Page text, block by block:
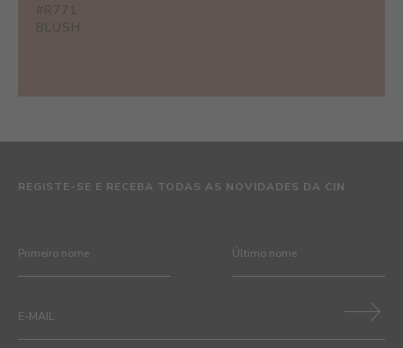
#R771
BLUSH
REGISTE-SE E RECEBA TODAS AS NOVIDADES DA CIN